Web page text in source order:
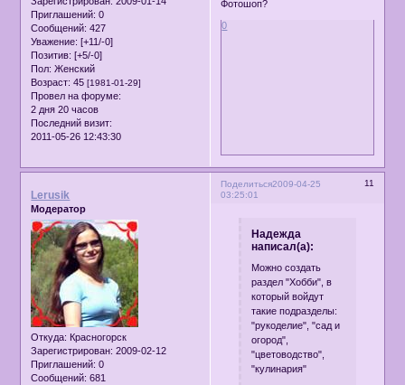
Приглашений: 0
Сообщений: 427
Уважение: [+11/-0]
Позитив: [+5/-0]
Пол: Женский
Возраст: 45[1981-01-29]
Провел на форуме:
2 дня 20 часов
Последний визит:
2011-05-26 12:43:30
Фотошоп?
0
Поделиться 11
2009-04-25
03:25:01
Lerusik
Модератор
Откуда: Красногорск
Зарегистрирован: 2009-02-12
Приглашений: 0
Сообщений: 681
Надежда
написал(а):
Можно создать
раздел "Хобби", в
который войдут
такие подразделы:
"рукоделие", "сад и
огород",
"цветоводство",
"кулинария"